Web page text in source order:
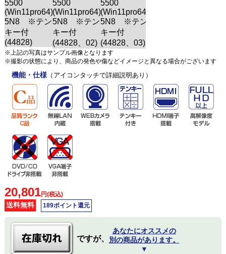
※上記の写真はサンプル画像となります
※撮影の状態により、商品の発色や傷などイメージと異なる場合がございます
機能・仕様（アイコンタッチで詳細説明あり）
20,801円(税込)
送料無料 189ポイント還元
ですが、
あなたにオススメの
別の商品があります。
▼